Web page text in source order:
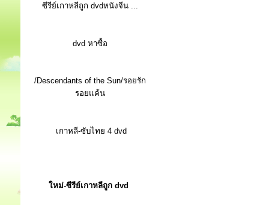
ซีรีย์เกาหลีถูก dvdหนังจีน ...
dvd หาซื้อ
/Descendants of the Sun/รอยรัก
รอยแค้น
เกาหลี-ซับไทย 4 dvd
ใหม่-ซีรีย์เกาหลีถูก dvd